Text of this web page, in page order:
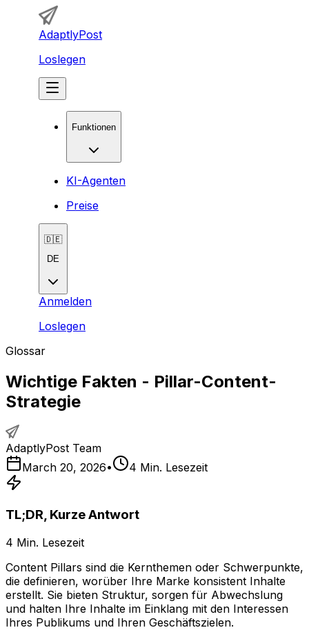
AdaptlyPost
Loslegen
Funktionen
KI-Agenten
Preise
🇩🇪
DE
Anmelden
Loslegen
Glossar
Wichtige Fakten - Pillar-Content-
Strategie
AdaptlyPost Team
March 20, 2026• 4 Min. Lesezeit
TL;DR, Kurze Antwort
4 Min. Lesezeit
Content Pillars sind die Kernthemen oder Schwerpunkte,
die definieren, worüber Ihre Marke konsistent Inhalte
erstellt. Sie bieten Struktur, sorgen für Abwechslung
und halten Ihre Inhalte im Einklang mit den Interessen
Ihres Publikums und Ihren Geschäftszielen.